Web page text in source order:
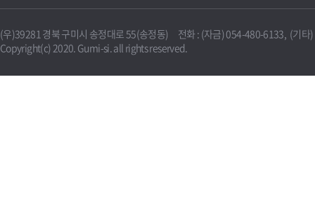
(우)39281 경북 구미시 송정대로 55(송정동) 전화 : (자금) 054-480-6133, (기타
Copyright(c) 2020. Gumi-si. all rights reserved.